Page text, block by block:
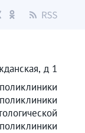
д 1
поликлиники